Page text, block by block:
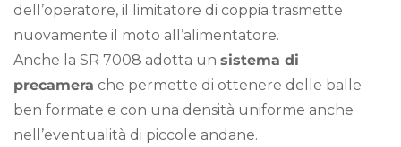
dell’operatore, il limitatore di coppia trasmette
nuovamente il moto all’alimentatore.
Anche la SR 7008 adotta un sistema di
precamera che permette di ottenere delle balle
ben formate e con una densità uniforme anche
nell’eventualità di piccole andane.